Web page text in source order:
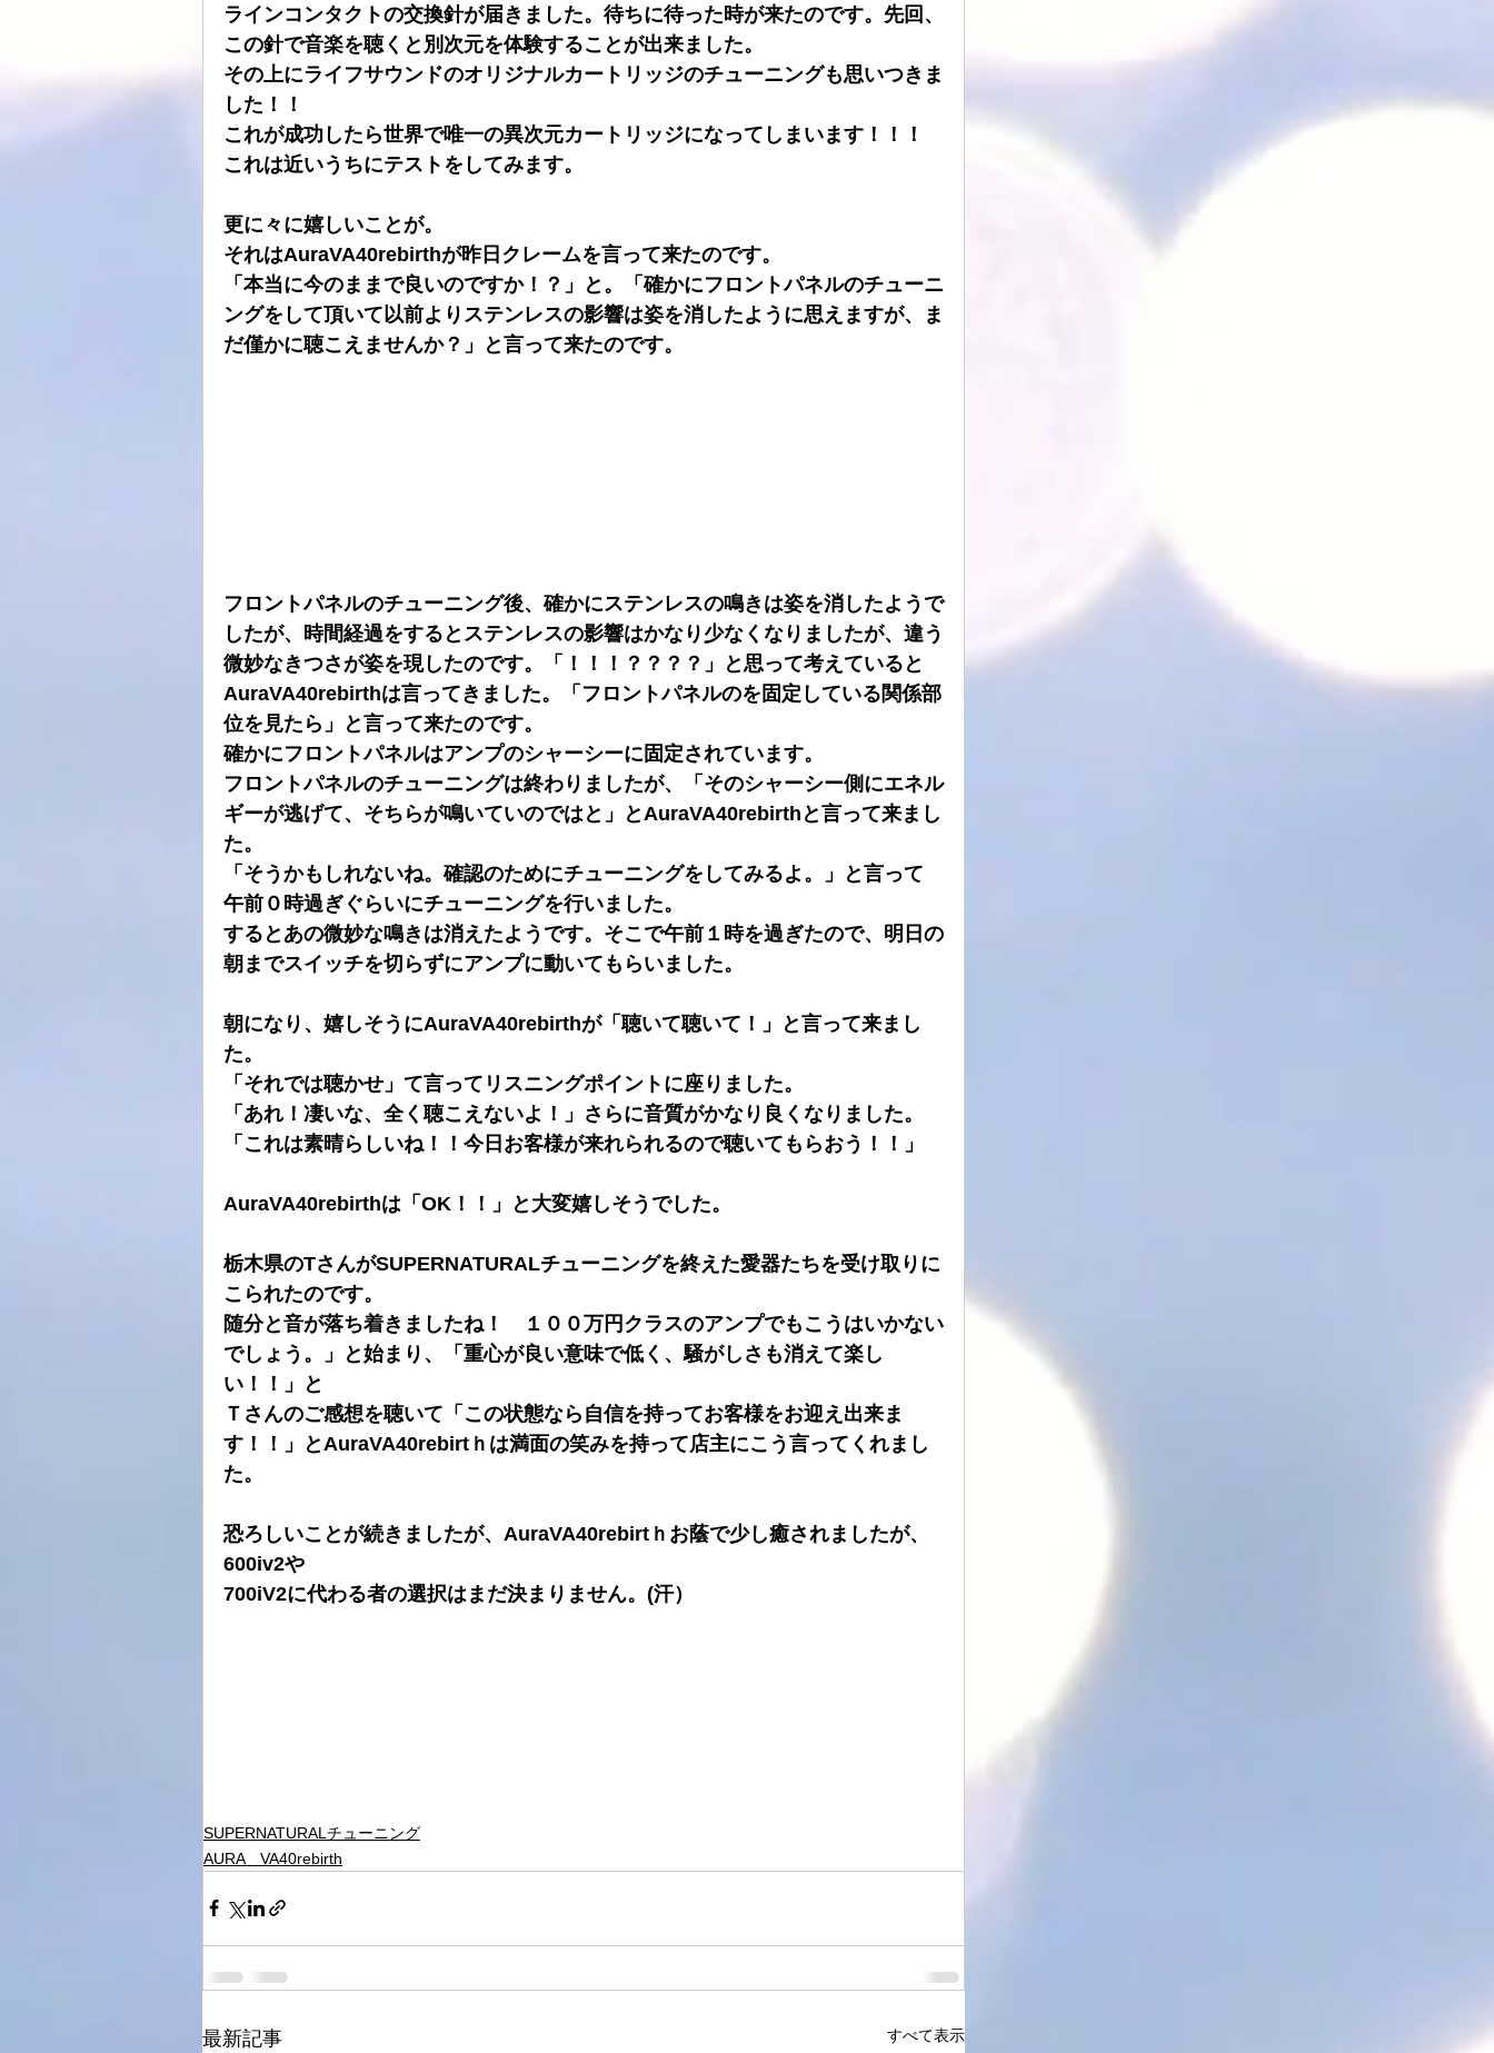
ラインコンタクトの交換針が届きました。待ちに待った時が来たのです。先回、
この針で音楽を聴くと別次元を体験することが出来ました。
その上にライフサウンドのオリジナルカートリッジのチューニングも思いつきま
した！！
これが成功したら世界で唯一の異次元カートリッジになってしまいます！！！
これは近いうちにテストをしてみます。
更に々に嬉しいことが。
それはAuraVA40rebirthが昨日クレームを言って来たのです。
「本当に今のままで良いのですか！？」と。「確かにフロントパネルのチューニ
ングをして頂いて以前よりステンレスの影響は姿を消したように思えますが、ま
だ僅かに聴こえませんか？」と言って来たのです。
フロントパネルのチューニング後、確かにステンレスの鳴きは姿を消したようで
したが、時間経過をするとステンレスの影響はかなり少なくなりましたが、違う
微妙なきつさが姿を現したのです。「！！！？？？？」と思って考えていると
AuraVA40rebirthは言ってきました。「フロントパネルのを固定している関係部
位を見たら」と言って来たのです。
確かにフロントパネルはアンプのシャーシーに固定されています。
フロントパネルのチューニングは終わりましたが、「そのシャーシー側にエネル
ギーが逃げて、そちらが鳴いていのではと」とAuraVA40rebirthと言って来まし
た。
「そうかもしれないね。確認のためにチューニングをしてみるよ。」と言って
午前０時過ぎぐらいにチューニングを行いました。
するとあの微妙な鳴きは消えたようです。そこで午前１時を過ぎたので、明日の
朝までスイッチを切らずにアンプに動いてもらいました。
朝になり、嬉しそうにAuraVA40rebirthが「聴いて聴いて！」と言って来まし
た。
「それでは聴かせ」て言ってリスニングポイントに座りました。
「あれ！凄いな、全く聴こえないよ！」さらに音質がかなり良くなりました。
「これは素晴らしいね！！今日お客様が来れられるので聴いてもらおう！！」
AuraVA40rebirthは「OK！！」と大変嬉しそうでした。
栃木県のTさんがSUPERNATURALチューニングを終えた愛器たちを受け取りに
こられたのです。
随分と音が落ち着きましたね！　１００万円クラスのアンプでもこうはいかない
でしょう。」と始まり、「重心が良い意味で低く、騒がしさも消えて楽し
い！！」と
Ｔさんのご感想を聴いて「この状態なら自信を持ってお客様をお迎え出来ま
す！！」とAuraVA40rebirtｈは満面の笑みを持って店主にこう言ってくれまし
た。
恐ろしいことが続きましたが、AuraVA40rebirtｈお蔭で少し癒されましたが、
600iv2や
700iV2に代わる者の選択はまだ決まりません。(汗）
SUPERNATURALチューニング
AURA VA40rebirth
最新記事 すべて表示